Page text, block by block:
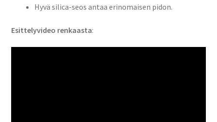
Hyvä silica-seos antaa erinomaisen pidon.
Esittelyvideo renkaasta: